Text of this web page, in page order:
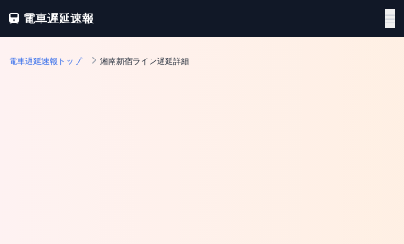
電車遅延速報
電車遅延速報トップ 湘南新宿ライン遅延詳細